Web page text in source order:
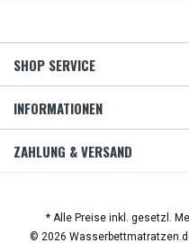
SHOP SERVICE
INFORMATIONEN
ZAHLUNG & VERSAND
* Alle Preise inkl. gesetzl.
© 2026